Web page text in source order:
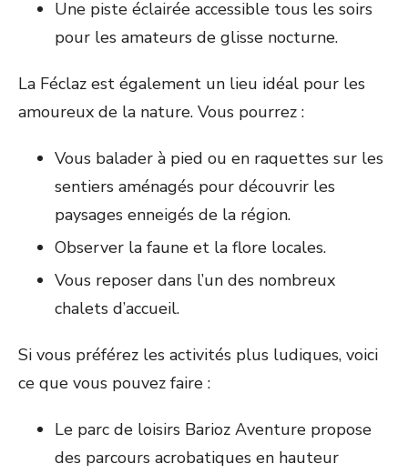
Une piste éclairée accessible tous les soirs
pour les amateurs de glisse nocturne.
La Féclaz est également un lieu idéal pour les
amoureux de la nature. Vous pourrez :
Vous balader à pied ou en raquettes sur les
sentiers aménagés pour découvrir les
paysages enneigés de la région.
Observer la faune et la flore locales.
Vous reposer dans l’un des nombreux
chalets d’accueil.
Si vous préférez les activités plus ludiques, voici
ce que vous pouvez faire :
Le parc de loisirs Barioz Aventure propose
des parcours acrobatiques en hauteur